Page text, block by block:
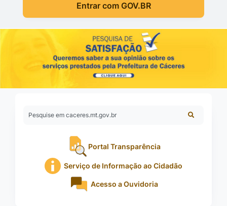
Entrar com GOV.BR
Pesquise em caceres.mt.gov.br
Portal Transparência
Serviço de Informação ao Cidadão
Acesso a Ouvidoria